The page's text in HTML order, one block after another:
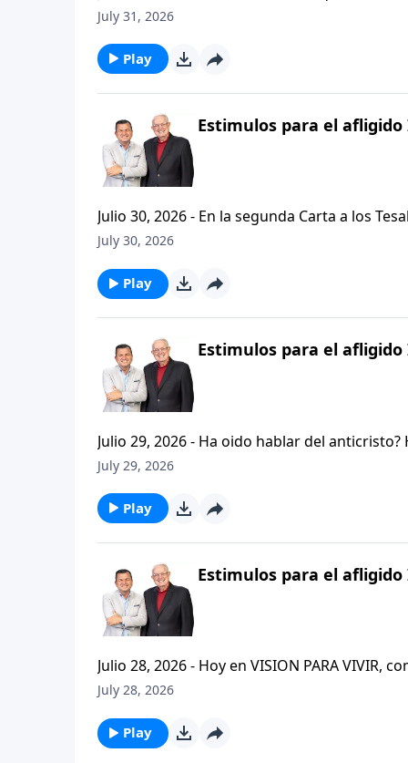
problemas, buscando empaquetar nuestros problemas en
respuestas a nuestros dilemas con esta serie
July 31, 2026
Play
Estimulos para el
Julio 30, 2026 - En la segunda Carta a los
permanezcan firmes y aferrados a las
del mensaje que comenzamos hace un par
July 30, 2026
Play
Estimulos para el
Julio 29, 2026 - Ha oido hablar del
que se refiere la Biblia cuando usa la palabra
capitulo de 2 Tesalonicenses y escuchemos
AFLIGIDO.
July 29, 2026
Play
Estimulos para el afligido
Julio 28, 2026 - Hoy en VISION PARA
CRISTIANISMO FIRME: UN ESTUDIO DE 2
el pastor Carlos A. Zazueta titulo: "ESTIMULOS
July 28, 2026
Play